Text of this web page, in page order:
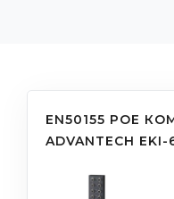
EN50155 POE
ADVANTECH